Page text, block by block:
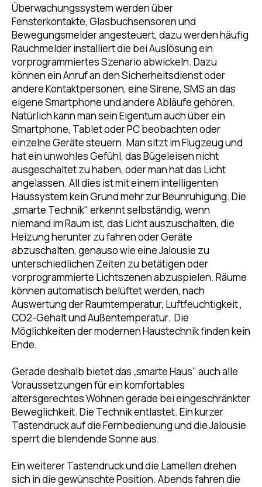
Überwachungssystem werden über
Fensterkontakte, Glasbuchsensoren und
Bewegungsmelder angesteuert, dazu werden häufig
Rauchmelder installiert die bei Auslösung ein
vorprogrammiertes Szenario abwickeln. Dazu
können ein Anruf an den Sicherheitsdienst oder
andere Kontaktpersonen, eine Sirene, SMS an das
eigene Smartphone und andere Abläufe gehören.
Natürlich kann man sein Eigentum auch über ein
Smartphone, Tablet oder PC beobachten oder
einzelne Geräte steuern. Man sitzt im Flugzeug und
hat ein unwohles Gefühl, das Bügeleisen nicht
ausgeschaltet zu haben, oder man hat das Licht
angelassen. All dies ist mit einem intelligenten
Haussystem kein Grund mehr zur Beunruhigung. Die
„smarte Technik" erkennt selbständig, wenn
niemand im Raum ist, das Licht auszuschalten, die
Heizung herunter zu fahren oder Geräte
abzuschalten, genauso wie eine Jalousie zu
unterschiedlichen Zeiten zu betätigen oder
vorprogrammierte Lichtszenen abzuspielen. Räume
können automatisch belüftet werden, nach
Auswertung der Raumtemperatur, Luftfeuchtigkeit ,
CO2-Gehalt und Außentemperatur. Die
Möglichkeiten der modernen Haustechnik finden kein
Ende.
Gerade deshalb bietet das „smarte Haus" auch alle
Voraussetzungen für ein komfortables
altersgerechtes Wohnen gerade bei eingeschränkter
Beweglichkeit. Die Technik entlastet. Ein kurzer
Tastendruck auf die Fernbedienung und die Jalousie
sperrt die blendende Sonne aus.
Ein weiterer Tastendruck und die Lamellen drehen
sich in die gewünschte Position. Abends fahren die